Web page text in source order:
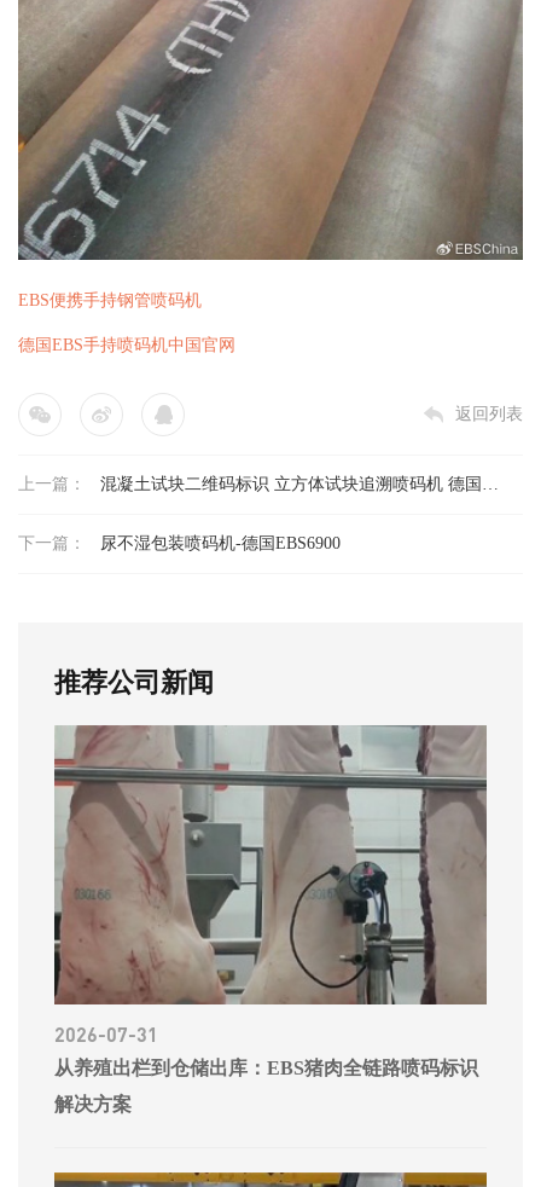
EBS便携手持钢管喷码机
德国EBS手持喷码机中国官网
返回列表
上一篇：
混凝土试块二维码标识 立方体试块追溯喷码机 德国
下一篇： 尿不湿包装喷码机-德国EBS6900
推荐公司新闻
2026-07-31
从养殖出栏到仓储出库：EBS猪肉全链路喷码标识
解决方案